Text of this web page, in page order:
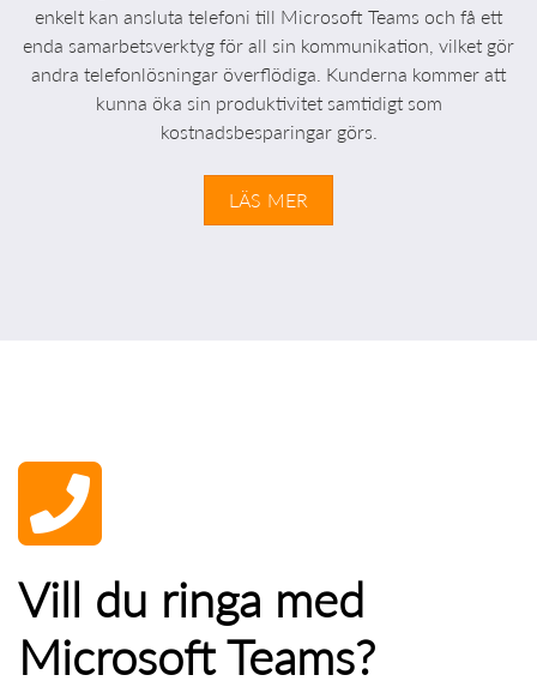
enkelt kan ansluta telefoni till Microsoft Teams och få ett
enda samarbetsverktyg för all sin kommunikation, vilket gör
andra telefonlösningar överflödiga. Kunderna kommer att
kunna öka sin produktivitet samtidigt som
kostnadsbesparingar görs.
LÄS MER
Vill du ringa med
Microsoft Teams?